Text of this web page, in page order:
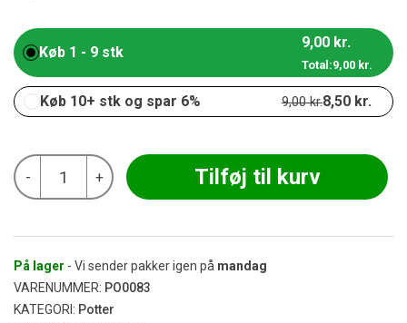
Køb 1 - 9 stk
9,00 kr.
Total:9,00 kr.
Køb 10+ stk og spar 6% 9,00kr.8,50 kr.
-
PotKing
Plant
+ Tilføj til kurv
På lager - Vi sender pakker igen på mandag
VARENUMMER: PO0083
KATEGORI: Potter